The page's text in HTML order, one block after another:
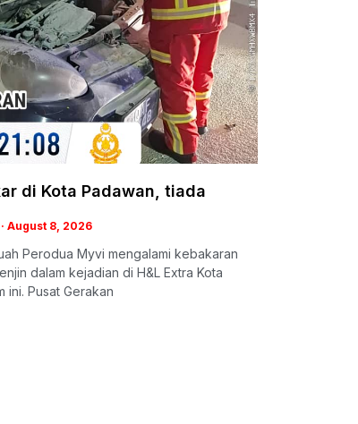
di Kota Padawan, tiada
August 8, 2026
Perodua Myvi mengalami kebakaran
dalam kejadian di H&L Extra Kota
ini. Pusat Gerakan